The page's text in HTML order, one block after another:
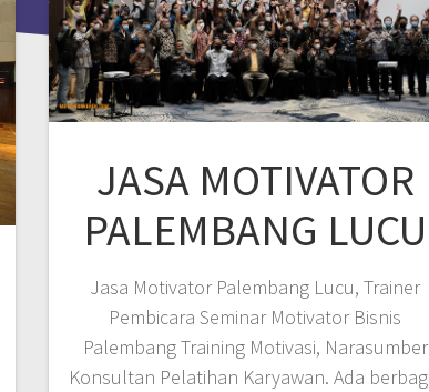
JASA MOTIVATOR
PALEMBANG LUCU
Jasa Motivator Palembang Lucu, Trainer
Pembicara Seminar Motivator Bisnis
Palembang Training Motivasi, Narasumber
Konsultan Pelatihan Karyawan. Ada